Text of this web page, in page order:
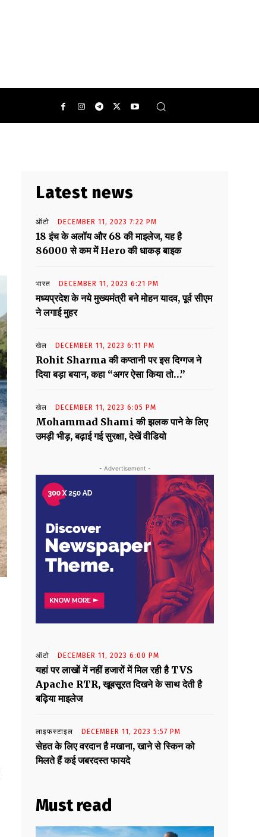
Latest news
ऑटो DECEMBER 11, 2023 7:22 PM
18 इंच के अलॉय और 68 की माइलेज, यह है
86000 से कम में Hero की धाकड़ बाइक
भारत DECEMBER 11, 2023 6:21 PM
मध्यप्रदेश के नये मुख्यमंत्री बने मोहन यादव, पूर्व सीएम
ने लगाई मुहर
खेल DECEMBER 11, 2023 6:11 PM
Rohit Sharma की कप्तानी पर इस दिग्गज ने
दिया बड़ा बयान, कहा “अगर ऐसा किया तो…”
खेल DECEMBER 11, 2023 6:05 PM
Mohammad Shami की झलक पाने के लिए
उमड़ी भीड़, बढ़ाई गई सुरक्षा, देखें वीडियो
- Advertisement -
ऑटो DECEMBER 11, 2023 6:00 PM
यहां पर लाखों में नहीं हजारों में मिल रही है TVS
Apache RTR, खूबसूरत दिखने के साथ देती है
बढ़िया माइलेज
लाइफस्टाइल DECEMBER 11, 2023 5:57 PM
सेहत के लिए वरदान है मखाना, खाने से स्किन को
मिलते हैं कई जबरदस्त फायदे
Must read